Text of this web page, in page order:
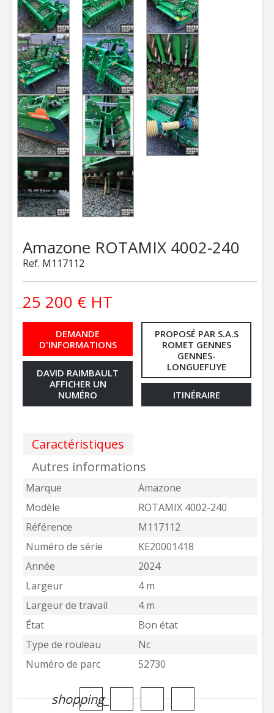
Amazone ROTAMIX 4002-240
Ref. M117112
25 200 € HT
shopping_cart
Caractéristiques
Autres informations
Marque
Amazone
Modèle
ROTAMIX 4002-240
Référence
M117112
Numéro de série
KE20001418
Année
2024
Largeur
4 m
Largeur de travail
4 m
État
Bon état
Type de rouleau
Nc
Numéro de parc
52730
DEMANDE
D'INFORMATIONS
DAVID RAIMBAULT
AFFICHER UN
NUMÉRO
PROPOSÉ PAR S.A.S
ROMET GENNES
GENNES-
LONGUEFUYE
ITINÉRAIRE